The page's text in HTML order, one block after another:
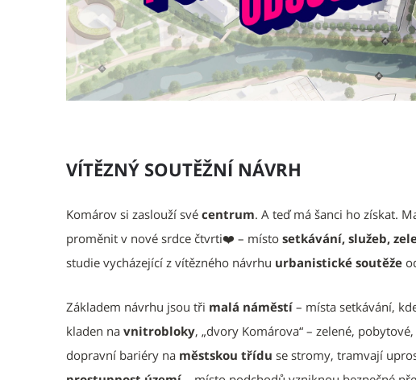
VÍTĚZNÝ SOUTĚŽNÍ NÁVRH
Komárov si zaslouží své centrum. A teď má šanci ho získat.
proměnit v nové srdce čtvrti❤️ – místo setkávání, služeb,
studie vycházející z vítězného návrhu urbanistické soutěže
Základem návrhu jsou tři malá náměstí – místa setkávání,
kladen na vnitrobloky, „dvory Komárova“ – zelené,
dopravní bariéry na městskou třídu se stromy, tramvají